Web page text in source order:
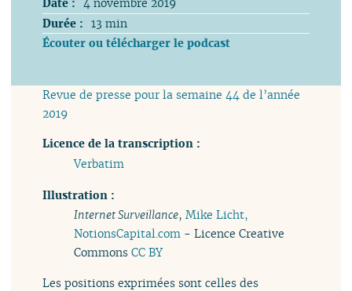
Durée : 13 min
Écouter ou télécharger le podcast
Revue de presse pour la semaine 44 de l’année
2019
Licence de la transcription :
Verbatim
Illustration :
Internet Surveillance,Mike Licht,
NotionsCapital.com - Licence Creative
CommonsCC BY
Les positions exprimées sont celles des